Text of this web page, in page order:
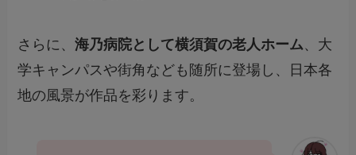
さらに、海乃病院として横須賀の老人ホーム、大
学キャンパスや街角なども随所に登場し、日本各
地の風景が作品を彩ります。